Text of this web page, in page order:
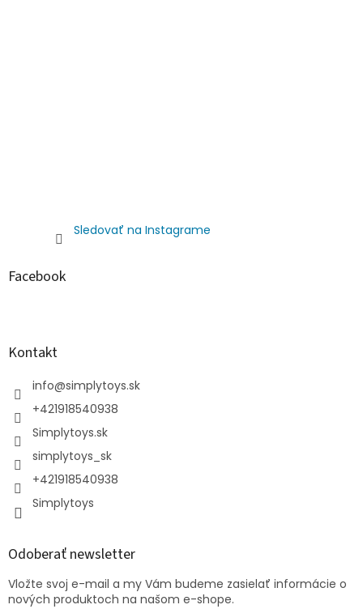
Sledovať na Instagrame
Facebook
Kontakt
info@simplytoys.sk
+421918540938
Simplytoys.sk
simplytoys_sk
+421918540938
Simplytoys
Odoberať newsletter
Vložte svoj e-mail a my Vám budeme zasielať informácie o
nových produktoch na našom e-shope.